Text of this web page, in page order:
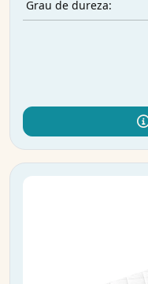
Grau de dureza: